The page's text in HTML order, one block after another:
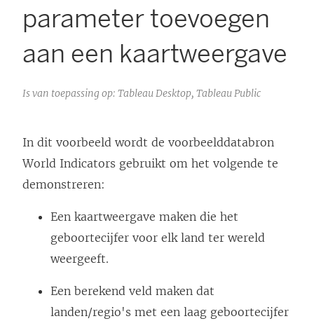
parameter toevoegen
aan een kaartweergave
Is van toepassing op: Tableau Desktop, Tableau Public
In dit voorbeeld wordt de voorbeelddatabron
World Indicators gebruikt om het volgende te
demonstreren:
Een kaartweergave maken die het
geboortecijfer voor elk land ter wereld
weergeeft.
Een berekend veld maken dat
landen/regio's met een laag geboortecijfer